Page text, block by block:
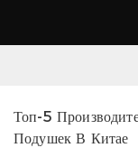
Топ-5
Подушек В Китае